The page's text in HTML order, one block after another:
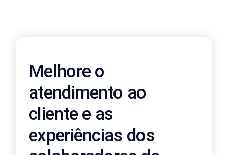
Melhore o
atendimento ao
cliente e as
experiências dos